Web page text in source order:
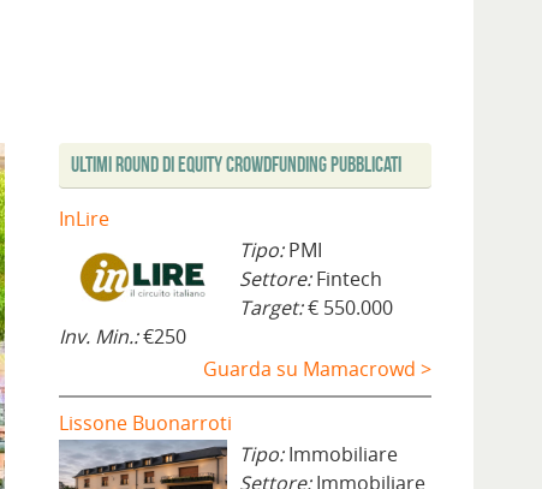
Ultimi Round di Equity Crowdfunding Pubblicati
InLire
Tipo:PMI
Settore:Fintech
Target:€ 550.000
Inv. Min.:€250
Guarda su Mamacrowd >
Lissone Buonarroti
Tipo:Immobiliare
Settore:Immobiliare